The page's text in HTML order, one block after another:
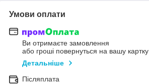
Умови оплати
Ви отримаєте замовлення
або гроші повернуться на вашу картку
Детальніше
Післяплата